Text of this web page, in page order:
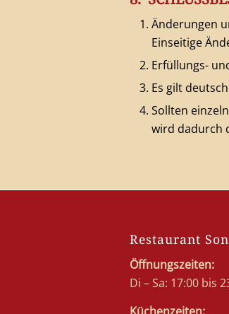
Änderungen
Einseitige
Erfüllungs-
Es gilt
Sollten
wird dadurch
Restaurant
Öffnungszeiten:
Di – Sa: 17:00 bis